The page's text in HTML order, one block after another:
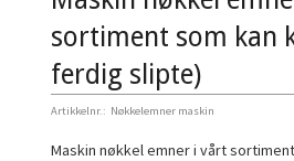
sortiment som kan
ferdig slipte)
Artikkelnr.: Nøkkelemner maskin
Maskin nøkkel emner i vårt